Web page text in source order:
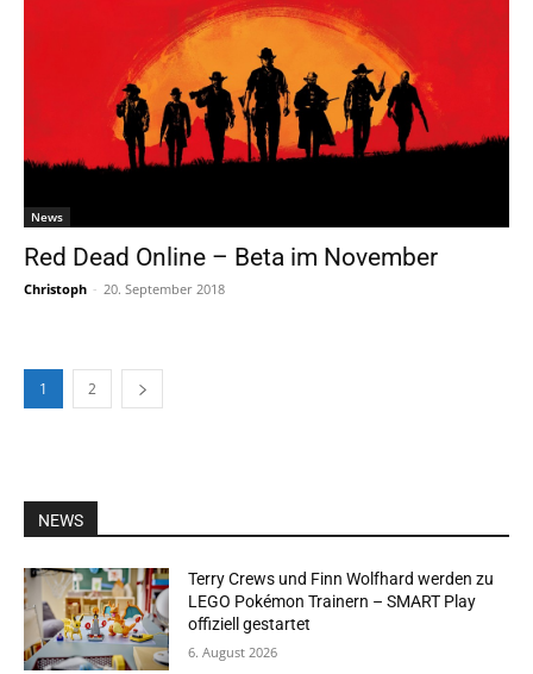
News
Red Dead Online – Beta im November
Christoph - 20. September 2018
1 2
NEWS
Terry Crews und Finn Wolfhard werden zu
LEGO Pokémon Trainern – SMART Play
offiziell gestartet
6. August 2026